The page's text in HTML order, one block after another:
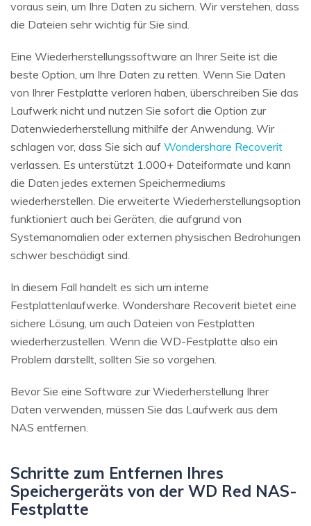
voraus sein, um Ihre Daten zu sichern. Wir verstehen, dass
die Dateien sehr wichtig für Sie sind.
Eine Wiederherstellungssoftware an Ihrer Seite ist die
beste Option, um Ihre Daten zu retten. Wenn Sie Daten
von Ihrer Festplatte verloren haben, überschreiben Sie das
Laufwerk nicht und nutzen Sie sofort die Option zur
Datenwiederherstellung mithilfe der Anwendung. Wir
schlagen vor, dass Sie sich auf Wondershare Recoverit
verlassen. Es unterstützt 1.000+ Dateiformate und kann
die Daten jedes externen Speichermediums
wiederherstellen. Die erweiterte Wiederherstellungsoption
funktioniert auch bei Geräten, die aufgrund von
Systemanomalien oder externen physischen Bedrohungen
schwer beschädigt sind.
In diesem Fall handelt es sich um interne
Festplattenlaufwerke. Wondershare Recoverit bietet eine
sichere Lösung, um auch Dateien von Festplatten
wiederherzustellen. Wenn die WD-Festplatte also ein
Problem darstellt, sollten Sie so vorgehen.
Bevor Sie eine Software zur Wiederherstellung Ihrer
Daten verwenden, müssen Sie das Laufwerk aus dem
NAS entfernen.
Schritte zum Entfernen Ihres
Speichergeräts von der WD Red NAS-
Festplatte